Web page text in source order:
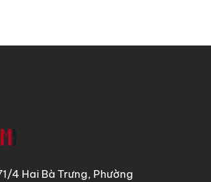
4 Hai Bà Trưng, Phường